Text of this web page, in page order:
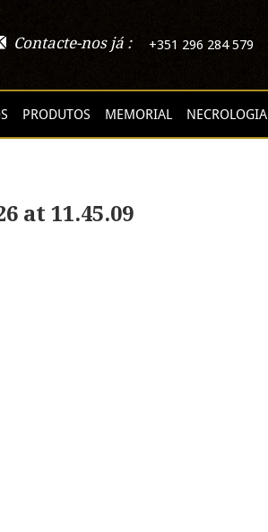
Contacte-nos já : +351 296 284 579
PRODUTOS MEMORIAL NECROLOGIA
at 11.45.09